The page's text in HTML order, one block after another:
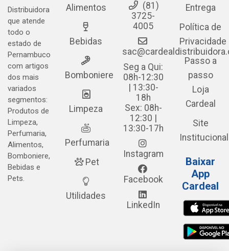
Distribuidora
que atende
todo o
estado de
Pernambuco
com artigos
dos mais
variados
segmentos:
Produtos de
Limpeza,
Perfumaria,
Alimentos,
Bomboniere,
Bebidas e
Pets.
Alimentos
Bebidas
Bomboniere
Limpeza
Perfumaria
Pet
Utilidades
(81)
3725-
4005
Seg a Qui:
08h-12:30
| 13:30-
18h
Sex: 08h-
12:30 |
13:30-17h
Instagram
Facebook
LinkedIn
Entrega
Política de
Privacidade
Passo a
passo
Loja
Cardeal
Site
Institucional
Baixar
App
Cardeal